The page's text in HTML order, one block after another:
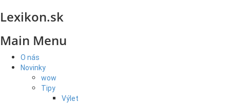
Lexikon.sk
Main Menu
O nás
Novinky
wow
Tipy
Výlet